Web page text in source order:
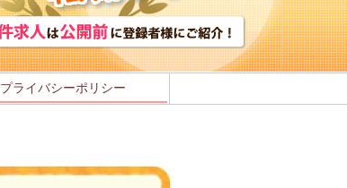
プライバシーポリシー